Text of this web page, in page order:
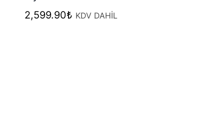
2,599.90₺ KDV DAHİL